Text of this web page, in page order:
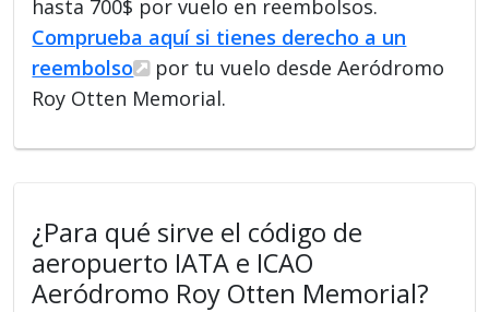
hasta 700$ por vuelo en reembolsos.
Comprueba aquí si tienes derecho a un
reembolso
por tu vuelo desde Aeródromo
Roy Otten Memorial.
¿Para qué sirve el código de
aeropuerto IATA e ICAO
Aeródromo Roy Otten Memorial?